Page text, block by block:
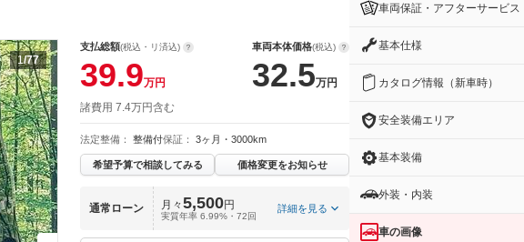
1/77
支払総額(税込・リ済込)
39.9万円
車両本体価格(税込)
32.5万円
諸費用 7.4万円含む
法定整備： 整備付保証： 3ヶ月・3000km
希望予算で相談してみる 価格変更をお知らせ
通常ローン 月々5,500円
実質年率 6.99%・72回
詳細を見る
車両保証・アフターサービス
基本仕様
カタログ情報（新車時）
安全装備エリア
基本装備
外装・内装
車の画像